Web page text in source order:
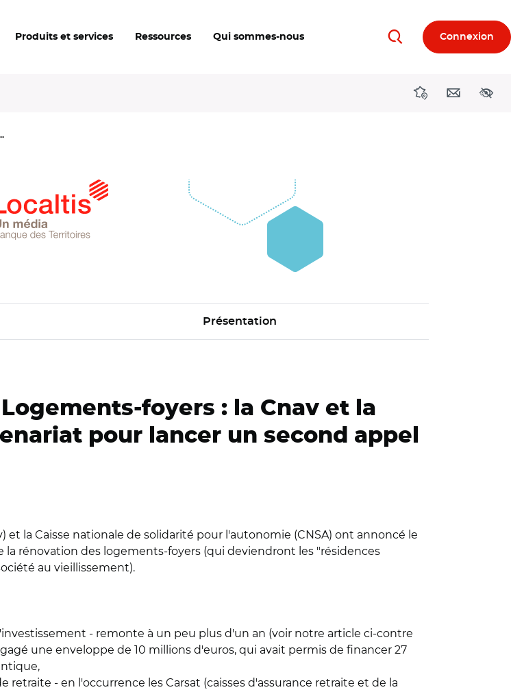
Produits et services Ressources Qui sommes-nous RechercherConnexion
DirectionsContact
Présentation
Logements-foyers : la Cnav et la
pour lancer un second appel
et la Caisse nationale de solidarité pour l'autonomie (CNSA) ont annoncé le
rénovation des logements-foyers (qui deviendront les "résidences
au vieillissement).
- remonte à un peu plus d'un an (voir notre article ci-contre
une enveloppe de 10 millions d'euros, qui avait permis de financer 27
retraite - en l'occurrence les Carsat (caisses d'assurance retraite et de la